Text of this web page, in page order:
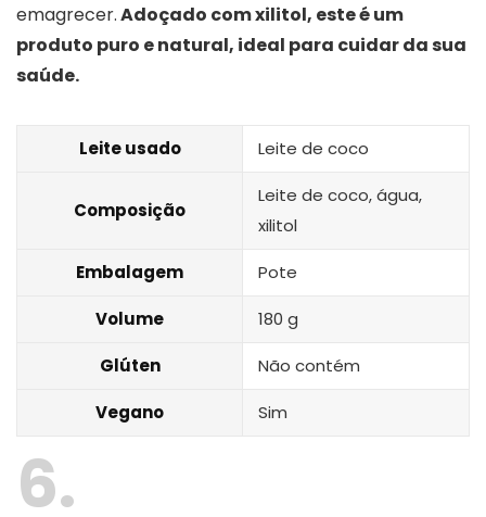
emagrecer.Adoçado com xilitol, este é um
produto puro e natural, ideal para cuidar da sua
saúde.
Leite usado Leite de coco
Composição
Leite de coco, água,
xilitol
Embalagem Pote
Volume 180 g
Glúten Não contém
Vegano Sim
6